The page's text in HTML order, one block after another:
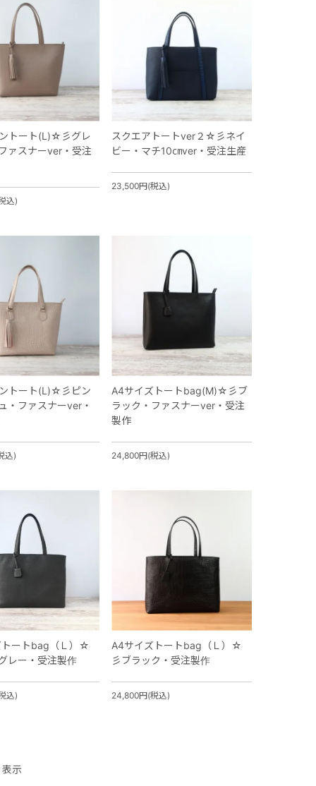
トート(L)☆彡グレ
ァスナーver・受注
込)
スクエアトートver２☆彡ネイ
ビー・マチ10㎝ver・受注生産
23,500円(税込)
トート(L)☆彡ピン
・ファスナーver・
込)
A4サイズトートbag(M)☆彡ブ
ラック・ファスナーver・受注
製作
24,800円(税込)
トートbag（Ｌ）☆
レー・受注製作
込)
A4サイズトートbag（Ｌ）☆
彡ブラック・受注製作
24,800円(税込)
表示